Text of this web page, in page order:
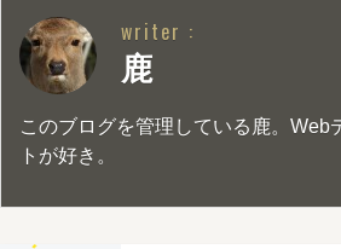
writer :
鹿
このブログを管理している鹿。Web
トが好き。